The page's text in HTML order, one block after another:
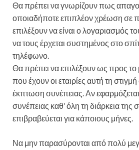
Θα πρέπει να γνωρίζουν πως
οποιαδήποτε επιπλέον χρέωση σε
επιλέξουν να είναι ο λογαριασμός
να τους έρχεται συστημένος στο
τηλέφωνο.
Θα πρέπει να επιλέξουν ως προς το
που έχουν οι εταιρίες αυτή τη στιγμή
έκπτωση συνέπειας. Αν
συνέπειας καθ’ όλη τη διάρκεια
επιβραβεύεται για κάποιους μήνες.
Να μην παρασύρονται από πολύ